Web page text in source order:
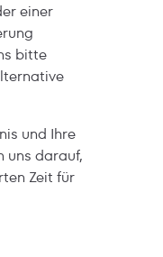
einer
bitte
und Ihre
uns darauf,
Zeit für